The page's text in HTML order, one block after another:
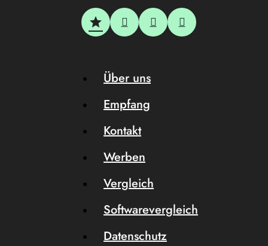
Über uns
Empfang
Kontakt
Werben
Vergleich
Softwarevergleich
Datenschutz